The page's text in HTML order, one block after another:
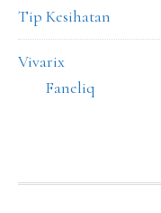
Tip Kesihatan
Vivarix
Faneliq